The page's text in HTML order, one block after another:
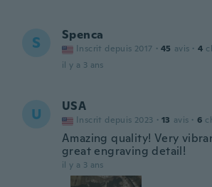
S Spenca
Inscrit depuis 2017 · 45 avis · 4
il y a 3 ans
U USA
Inscrit depuis 2023 · 13 avis · 6
Amazing quality! Very
great engraving detail!
il y a 3 ans